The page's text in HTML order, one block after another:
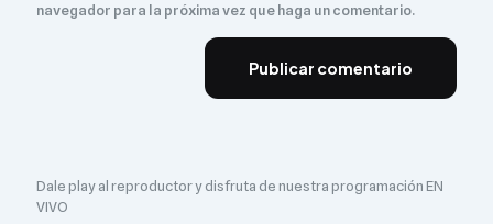
navegador para la próxima vez que haga un comentario.
Dale play al reproductor y disfruta de nuestra programación EN
VIVO